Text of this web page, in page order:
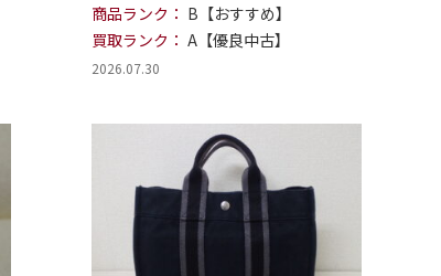
商品ランク： B【おすすめ】
買取ランク： A【優良中古】
2026.07.30